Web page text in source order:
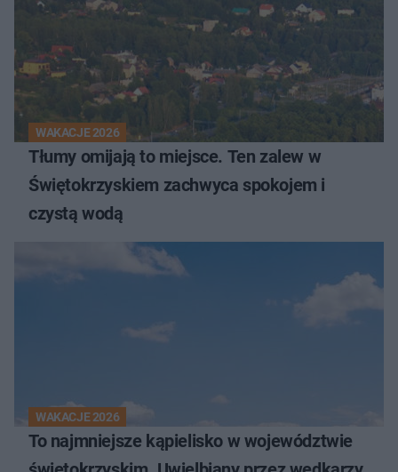
WAKACJE 2026
Tłumy omijają to miejsce. Ten zalew w
Świętokrzyskiem zachwyca spokojem i
czystą wodą
WAKACJE 2026
To najmniejsze kąpielisko w województwie